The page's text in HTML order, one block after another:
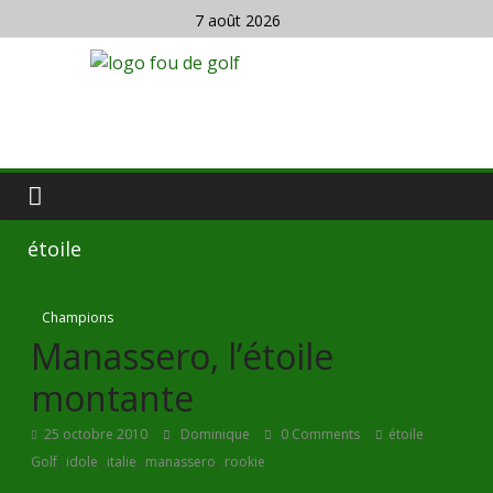
7 août 2026
étoile
Champions
Manassero, l’étoile
montante
25 octobre 2010 Dominique 0 Comments étoile,
Golf, idole, italie, manassero, rookie